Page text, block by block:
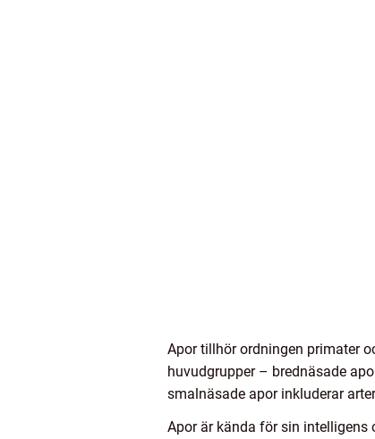
Apor tillhör ordningen primater
huvudgrupper – brednäsade
smalnäsade apor inkluderar
Apor är kända för sin